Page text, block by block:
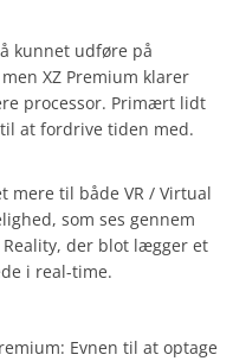
kunnet udføre på
XZ Premium klarer
processor. Primært lidt
at fordrive tiden med.
mere til både VR / Virtual
som ses gennem
der blot lægger et
i real-time.
Evnen til at optage